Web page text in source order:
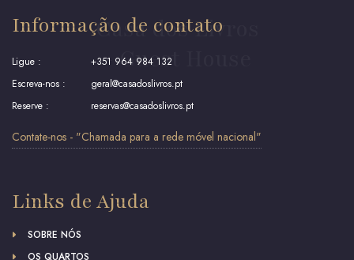
Informação de contato
Ligue :
+351 964 984 132
Escreva-nos :
geral@casadoslivros.pt
Reserve :
reservas@casadoslivros.pt
Contate-nos - "Chamada para a rede móvel nacional"
Links de Ajuda
SOBRE NÓS
OS QUARTOS
Casa dos Livros
- Guest House